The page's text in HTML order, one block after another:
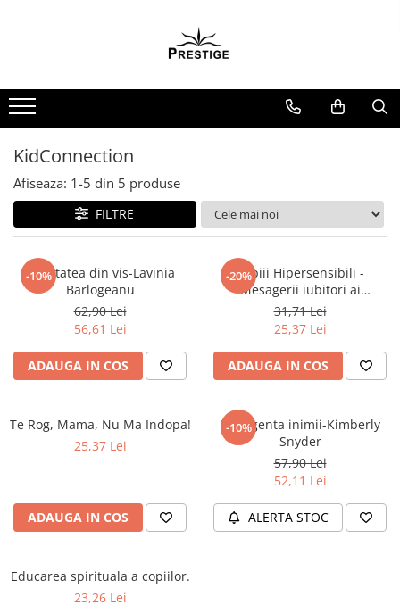
Noutati
Promotii
Spiritualitate - Ezoterism
AngelConnection
Arte Divinatorii
Chiromantie
Dezvoltare Spirituala
KidConnection
Minte Corp
New Illuminati Files
Paranormal
Audiobook
Religie
Crestinism
KidConnection
Afiseaza: 1-5 din 5 produse
FILTRE
-10%
Realitatea din vis-Lavinia
Barlogeanu
62,90 Lei
56,61 Lei
ADAUGA IN COS
-20%
Copiii Hipersensibili -
Mesagerii iubitori ai
universului
31,71 Lei
25,37 Lei
ADAUGA IN COS
Te Rog, Mama, Nu Ma Indopa!
25,37 Lei
ADAUGA IN COS
-10%
Inteligenta inimii-Kimberly
Snyder
57,90 Lei
52,11 Lei
ALERTA STOC
Educarea spirituala a copiilor.
23,26 Lei